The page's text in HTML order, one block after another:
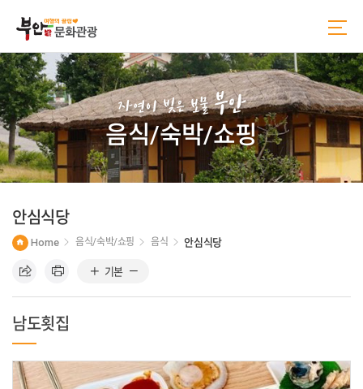
로
가
기
바
로
가
기
자연이 빚은 보물부안
음식/숙박/쇼핑
안심식당
Home 음식/숙박/쇼핑 음식 안심식당
기본
남도횟집